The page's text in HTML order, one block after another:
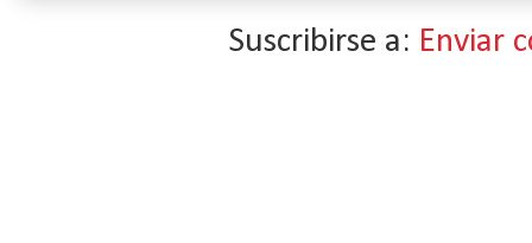
Suscribirse a: Enviar